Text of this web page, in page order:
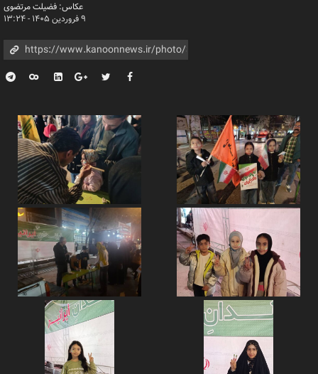
عکاس: فضیلت مرتضوی
۹ فروردین ۱۴۰۵ - ۱۳:۲۴